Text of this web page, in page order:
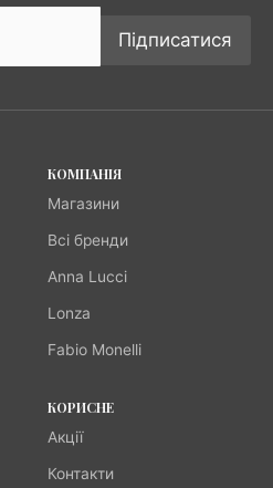
Підписатися
КОМПАНІЯ
Магазини
Всі бренди
Anna Lucci
Lonza
Fabio Monelli
КОРИСНЕ
Акції
Контакти